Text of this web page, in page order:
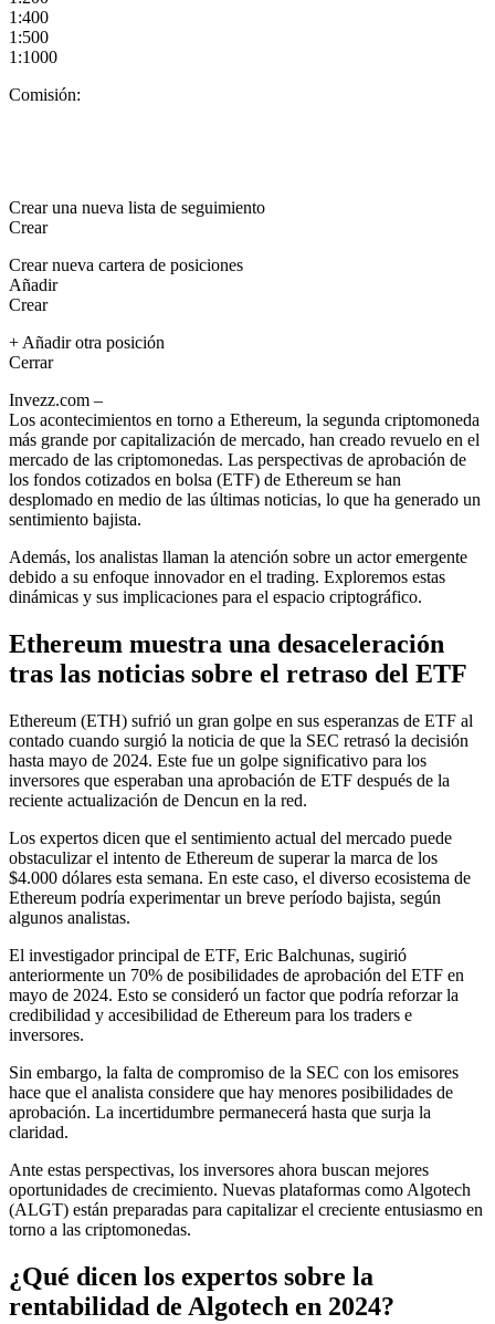
1:400
1:500
1:1000
Comisión:
Crear una nueva lista de seguimiento
Crear
Crear nueva cartera de posiciones
Añadir
Crear
+ Añadir otra posición
Cerrar
Invezz.com –
Los acontecimientos en torno a Ethereum, la segunda criptomoneda
más grande por capitalización de mercado, han creado revuelo en el
mercado de las criptomonedas. Las perspectivas de aprobación de
los fondos cotizados en bolsa (ETF) de Ethereum se han
desplomado en medio de las últimas noticias, lo que ha generado un
sentimiento bajista.
Además, los analistas llaman la atención sobre un actor emergente
debido a su enfoque innovador en el trading. Exploremos estas
dinámicas y sus implicaciones para el espacio criptográfico.
Ethereum muestra una desaceleración
tras las noticias sobre el retraso del ETF
Ethereum (ETH) sufrió un gran golpe en sus esperanzas de ETF al
contado cuando surgió la noticia de que la SEC retrasó la decisión
hasta mayo de 2024. Este fue un golpe significativo para los
inversores que esperaban una aprobación de ETF después de la
reciente actualización de Dencun en la red.
Los expertos dicen que el sentimiento actual del mercado puede
obstaculizar el intento de Ethereum de superar la marca de los
$4.000 dólares esta semana. En este caso, el diverso ecosistema de
Ethereum podría experimentar un breve período bajista, según
algunos analistas.
El investigador principal de ETF, Eric Balchunas, sugirió
anteriormente un 70% de posibilidades de aprobación del ETF en
mayo de 2024. Esto se consideró un factor que podría reforzar la
credibilidad y accesibilidad de Ethereum para los traders e
inversores.
Sin embargo, la falta de compromiso de la SEC con los emisores
hace que el analista considere que hay menores posibilidades de
aprobación. La incertidumbre permanecerá hasta que surja la
claridad.
Ante estas perspectivas, los inversores ahora buscan mejores
oportunidades de crecimiento. Nuevas plataformas como Algotech
(ALGT) están preparadas para capitalizar el creciente entusiasmo en
torno a las criptomonedas.
¿Qué dicen los expertos sobre la
rentabilidad de Algotech en 2024?